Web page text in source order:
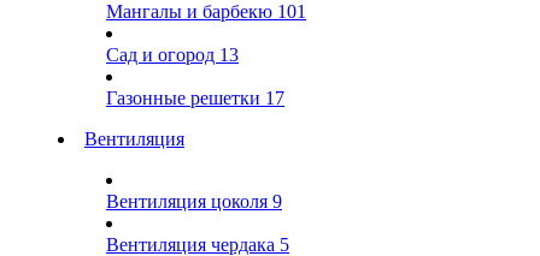
Мангалы и барбекю 101
Сад и огород 13
Газонные решетки 17
Вентиляция
Вентиляция цоколя 9
Вентиляция чердака 5